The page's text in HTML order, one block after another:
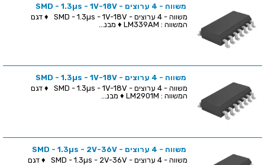
משווה - 4 ערוצים - SMD - 1.3µs - 1V-18V
משווה - 4 ערוצים - SMD - 1.3µs - 1V-18V ♦ דגם
המשווה : LM339AM ♦ מבנ...
משווה - 4 ערוצים - SMD - 1.3µs - 1V-18V
משווה - 4 ערוצים - SMD - 1.3µs - 1V-18V ♦ דגם
המשווה : LM2901M ♦ מבנ...
משווה - 4 ערוצים - SMD - 1.3µs - 2V-36V
משווה - 4 ערוצים - SMD - 1.3µs - 2V-36V ♦ דגם